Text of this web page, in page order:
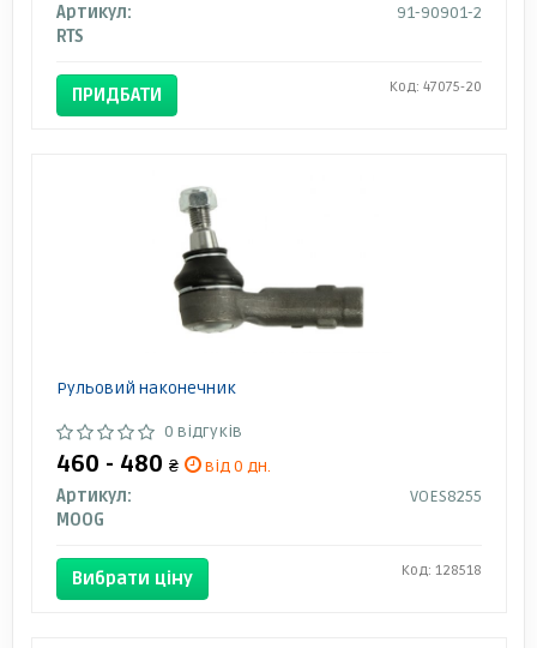
Артикул:
91-90901-2
RTS
ПРИДБАТИ Код: 47075-20
Рульовий наконечник
0 відгуків
460 - 480 ₴
від 0 дн.
Артикул:
VOES8255
MOOG
Вибрати ціну Код: 128518